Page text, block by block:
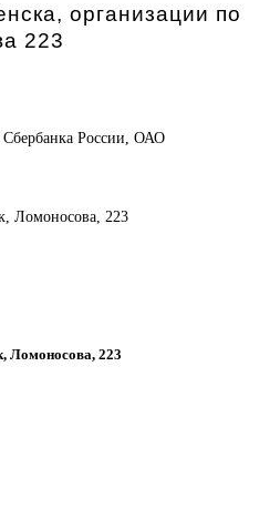
организации по
223
Сбербанка России, ОАО
Ломоносова, 223
Ломоносова, 223